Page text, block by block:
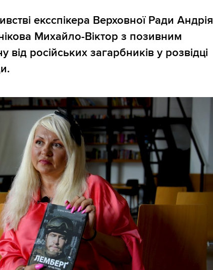
ексспікера Верховної Ради Андрія
Михайло-Віктор з позивним
російських загарбників у розвідці